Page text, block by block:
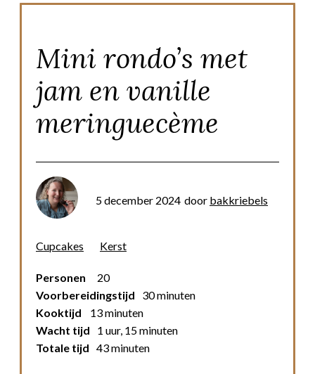
Mini rondo’s met
jam en vanille
meringuecème
5 december 2024 door bakkriebels
Cupcakes Kerst
Personen
20
Voorbereidingstijd
30 minuten
Kooktijd
13 minuten
Wacht tijd
1 uur, 15 minuten
Totale tijd 43 minuten